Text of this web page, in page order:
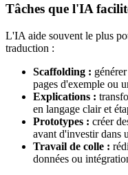
Tâches que l'IA
L'IA aide souvent le plus
traduction :
Scaffolding :
pages d'exemple ou
Explications :
en langage clair et
Prototypes : créer
avant d'investir dans
Travail de colle :
données ou